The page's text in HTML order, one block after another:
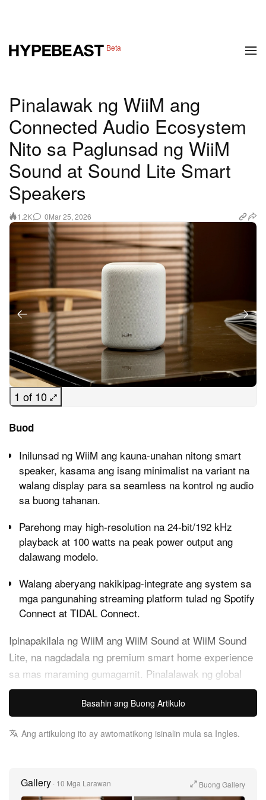
Beta
Pinalawak ng WiiM ang
Connected Audio Ecosystem
Nito sa Paglunsad ng WiiM
Sound at Sound Lite Smart
Speakers
1.2K 0Mar 25, 2026
1 of 10
Buod
Inilunsad ng WiiM ang kauna-unahan nitong smart
speaker, kasama ang isang minimalist na variant na
walang display para sa seamless na kontrol ng audio
sa buong tahanan.
Parehong may high-resolution na 24-bit/192 kHz
playback at 100 watts na peak power output ang
dalawang modelo.
Walang aberyang nakikipag-integrate ang system sa
mga pangunahing streaming platform tulad ng Spotify
Connect at TIDAL Connect.
Ipinapakilala ng WiiM ang WiiM Sound at WiiM Sound
Lite, na nagdadala ng premium smart home experience
sa mas maraming gumagamit. Pinalalawak ng global
technology company na ito ang lumalago nitong lineup
ng connected audio solutions sa pamamagitan ng
parehong speaker para maghatid ng studio-grade na
Ang flagship na WiiM Sound ay may 1.8-inch touch
Basahin ang Buong Artikulo
Ang artikulong ito ay awtomatikong isinalin mula sa Ingles.
Gallery · 10 Mga Larawan Buong Gallery